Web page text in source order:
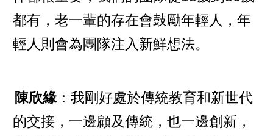
都有，老一輩的存在會鼓勵年輕人，年
輕人則會為團隊注入新鮮想法。
陳欣緣：我剛好處於傳統教育和新世代
的交接，一邊顧及傳統，也一邊創新，